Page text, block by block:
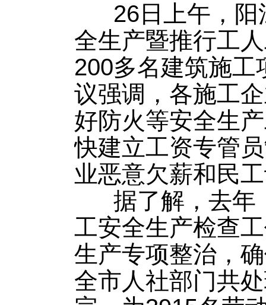
26日上午，阳
全生产暨推行工
200多名建筑施
议强调，各施工
好防火等安全生
快建立工资专管
业恶意欠薪和民
据了解，去年
工安全生产检查
生产专项整治，
全市人社部门共